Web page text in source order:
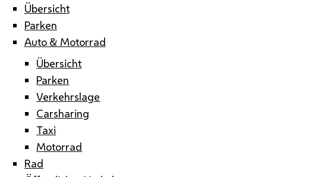
Übersicht
Parken
Auto & Motorrad
Übersicht
Parken
Verkehrslage
Carsharing
Taxi
Motorrad
Rad